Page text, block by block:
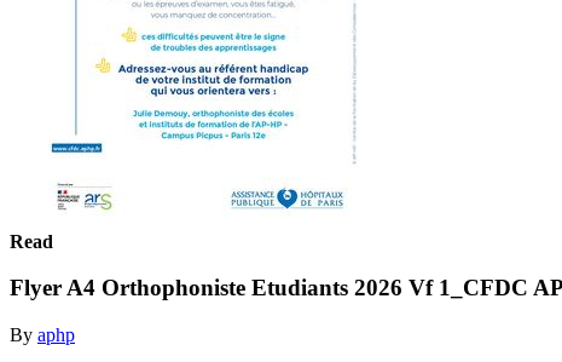
Read
Flyer A4 Orthophoniste Etudiants 2026 Vf 1_CFDC
By aphp